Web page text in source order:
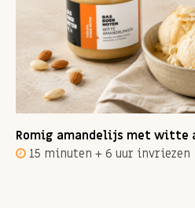
Romig amandelijs met witte
15 minuten + 6 uur invriezen